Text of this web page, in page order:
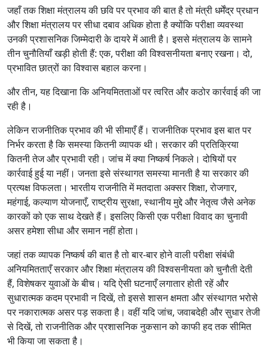
जहाँ तक शिक्षा मंत्रालय की छवि पर प्रभाव की बात है तो मंत्री धर्मेंद्र प्रधान
और शिक्षा मंत्रालय पर सीधा दबाव अधिक होता है क्योंकि परीक्षा व्यवस्था
उनकी प्रशासनिक जिम्मेदारी के दायरे में आती है। इससे मंत्रालय के सामने
तीन चुनौतियाँ खड़ी होती हैं: एक, परीक्षा की विश्वसनीयता बनाए रखना। दो,
प्रभावित छात्रों का विश्वास बहाल करना।
और तीन, यह दिखाना कि अनियमितताओं पर त्वरित और कठोर कार्रवाई की जा
रही है।
लेकिन राजनीतिक प्रभाव की भी सीमाएँ हैं। राजनीतिक प्रभाव इस बात पर
निर्भर करता है कि समस्या कितनी व्यापक थी। सरकार की प्रतिक्रिया
कितनी तेज और प्रभावी रही। जांच में क्या निष्कर्ष निकले। दोषियों पर
कार्रवाई हुई या नहीं। जनता इसे संस्थागत समस्या मानती है या सरकार की
प्रत्यक्ष विफलता। भारतीय राजनीति में मतदाता अक्सर शिक्षा, रोजगार,
महंगाई, कल्याण योजनाएँ, राष्ट्रीय सुरक्षा, स्थानीय मुद्दे और नेतृत्व जैसे अनेक
कारकों को एक साथ देखते हैं। इसलिए किसी एक परीक्षा विवाद का चुनावी
असर हमेशा सीधा और समान नहीं होता।
जहां तक व्यापक निष्कर्ष की बात है तो बार-बार होने वाली परीक्षा संबंधी
अनियमितताएँ सरकार और शिक्षा मंत्रालय की विश्वसनीयता को चुनौती देती
हैं, विशेषकर युवाओं के बीच। यदि ऐसी घटनाएँ लगातार होती रहें और
सुधारात्मक कदम प्रभावी न दिखें, तो इससे शासन क्षमता और संस्थागत भरोसे
पर नकारात्मक असर पड़ सकता है। वहीं यदि जांच, जवाबदेही और सुधार तेजी
से दिखें, तो राजनीतिक और प्रशासनिक नुकसान को काफी हद तक सीमित
भी किया जा सकता है।